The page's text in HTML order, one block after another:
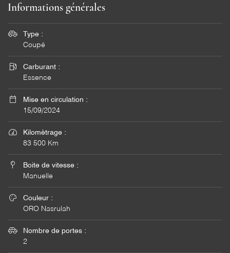
SERVICES
MÉCANIQUE
SELLERIE
Informations générales

Type :
Coupé

Carburant :
Essence

Mise en circulation :
15/09/2024

Kilomètrage :
83 500 Km

Boite de vitesse :
Manuelle

Couleur :
ORO Nasrulah

Nombre de portes :
2